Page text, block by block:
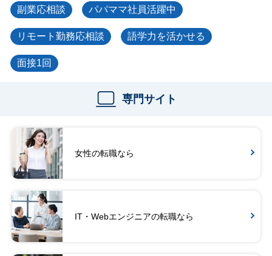
副業応相談 パパママ社員活躍中
リモート勤務応相談 語学力を活かせる
面接1回
専門サイト
女性の転職なら
IT・Webエンジニアの転職なら